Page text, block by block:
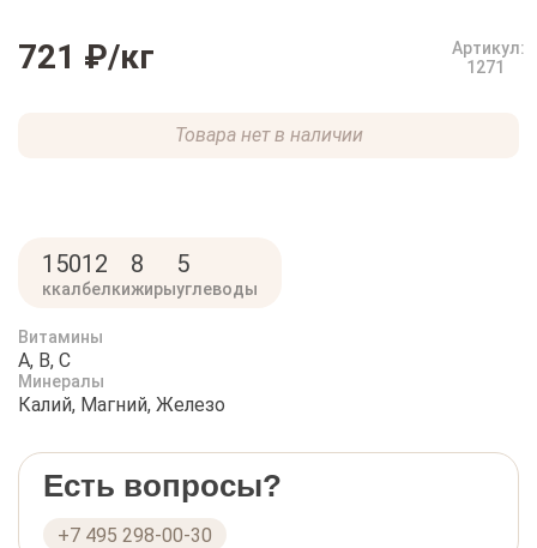
721 ₽/кг
Артикул:
1271
Товара нет в наличии
150
ккал
12
белки
8
жиры
5
углеводы
Витамины
A, B, C
Минералы
Калий, Магний, Железо
Есть вопросы?
+7 495 298-00-30